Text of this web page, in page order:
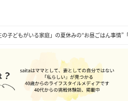
の子どもがいる家庭」の夏休みの“お昼ごはん事情